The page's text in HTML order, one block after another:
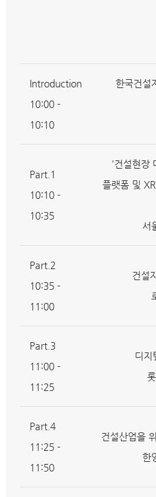
Introduction
10:00 -
10:10
한국건설
Part.1
10:10 -
10:35
'건설현장
플랫폼 및
서
Part.2
10:35 -
11:00
건설
Part.3
11:00 -
11:25
디지
Part.4
11:25 -
11:50
건설산업을
한